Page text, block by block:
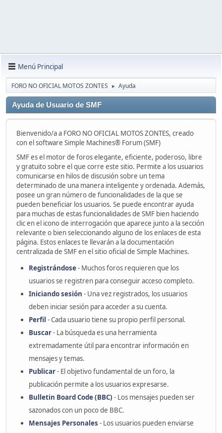
Menú Principal
FORO NO OFICIAL MOTOS ZONTES ► Ayuda
Ayuda de Usuario de SMF
Bienvenido/a a FORO NO OFICIAL MOTOS ZONTES, creado
con el software Simple Machines® Forum (SMF)
SMF es el motor de foros elegante, eficiente, poderoso, libre
y gratuito sobre el que corre este sitio. Permite a los usuarios
comunicarse en hilos de discusión sobre un tema
determinado de una manera inteligente y ordenada. Además,
posee un gran número de funcionalidades de la que se
pueden beneficiar los usuarios. Se puede encontrar ayuda
para muchas de estas funcionalidades de SMF bien haciendo
clic en el icono de interrogación que aparece junto a la sección
relevante o bien seleccionando alguno de los enlaces de esta
página. Estos enlaces te llevarán a la documentación
centralizada de SMF en el sitio oficial de Simple Machines.
Registrándose- Muchos foros requieren que los
usuarios se registren para conseguir acceso completo.
Iniciando sesión - Una vez registrados, los usuarios
deben iniciar sesión para acceder a su cuenta.
Perfil - Cada usuario tiene su propio perfil personal.
Buscar- La búsqueda es una herramienta
extremadamente útil para encontrar información en
mensajes y temas.
Publicar- El objetivo fundamental de un foro, la
publicación permite a los usuarios expresarse.
Bulletin Board Code (BBC) - Los mensajes pueden ser
sazonados con un poco de BBC.
Mensajes Personales - Los usuarios pueden enviarse